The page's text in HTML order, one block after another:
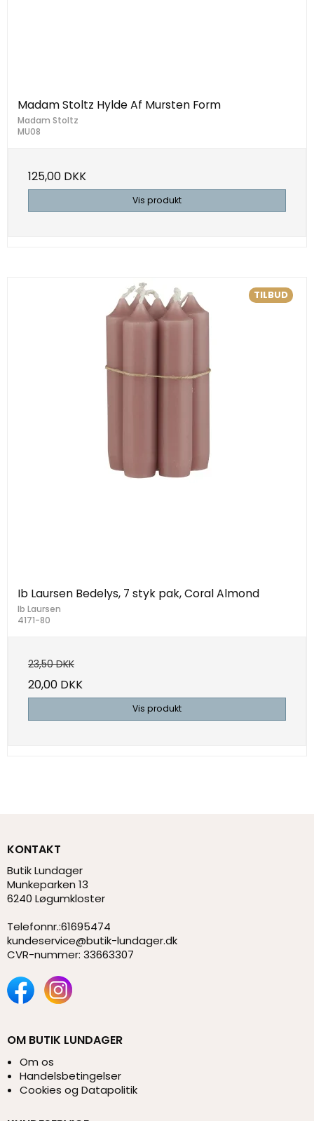
Madam Stoltz Hylde Af Mursten Form
Madam Stoltz
MU08
125,00 DKK
Vis produkt
TILBUD
Ib Laursen Bedelys, 7 styk pak, Coral Almond
Ib Laursen
4171-80
23,50 DKK
20,00 DKK
Vis produkt
KONTAKT
Butik Lundager
Munkeparken 13
6240 Løgumkloster
Telefonnr.:61695474
kundeservice@butik-lundager.dk
CVR-nummer: 33663307
OM BUTIK LUNDAGER
Om os
Handelsbetingelser
Cookies og Datapolitik